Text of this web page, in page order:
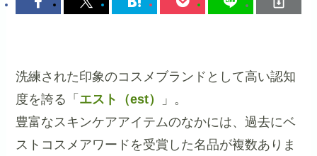
洗練された印象のコスメブランドとして高い認知
度を誇る「 エスト（est）
」。
豊富なスキンケアアイテムのなかには、過去にベ
ストコスメアワードを受賞した名品が複数ありま